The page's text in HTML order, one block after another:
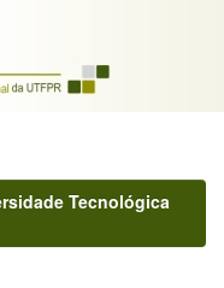
Tecnológica